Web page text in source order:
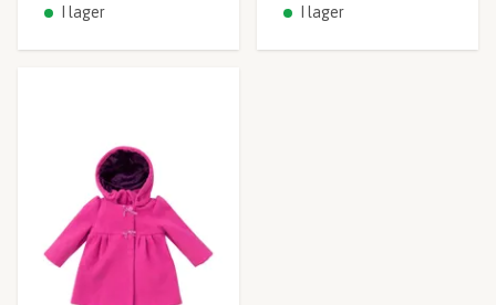
I lager I lager